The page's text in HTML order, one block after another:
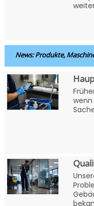
News: Produkte,
wenn